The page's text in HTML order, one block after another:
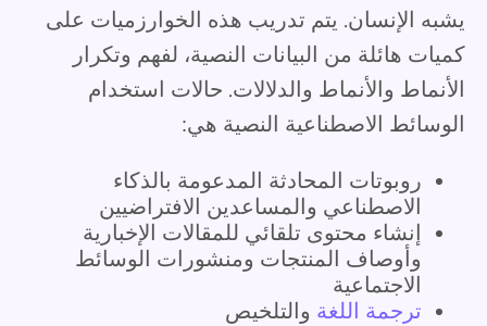
يشبه الإنسان. يتم تدريب هذه الخوارزميات على
كميات هائلة من البيانات النصية، لفهم وتكرار
الأنماط والأنماط والدلالات. حالات استخدام
الوسائط الاصطناعية النصية هي:
روبوتات المحادثة المدعومة بالذكاء
الاصطناعي والمساعدين الافتراضيين
إنشاء محتوى تلقائي للمقالات الإخبارية
وأوصاف المنتجات ومنشورات الوسائط
الاجتماعية
ترجمة اللغة والتلخيص